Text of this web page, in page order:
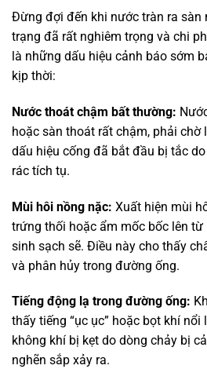
Đừng đợi đến khi nước tràn ra sàn
trạng đã rất nghiêm trọng và chi
là những dấu hiệu cảnh báo sớm
kịp thời:
Nước thoát chậm bất thường:
hoặc sàn thoát rất chậm, phải chờ
dấu hiệu cống đã bắt đầu bị tắc
rác tích tụ.
Mùi hôi nồng nặc: Xuất hiện mùi
trứng thối hoặc ẩm mốc bốc lên từ
sinh sạch sẽ. Điều này cho thấy
và phân hủy trong đường ống.
Tiếng động lạ trong đường ống:
thấy tiếng “ục ục” hoặc bọt khí nổi
không khí bị kẹt do dòng chảy bị
nghẽn sắp xảy ra.